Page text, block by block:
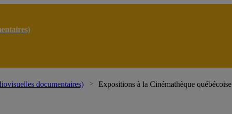
documentaires) Expositions à la Cinémathèque québécoise